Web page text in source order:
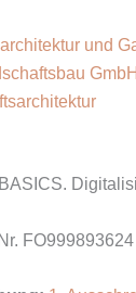
und
GmbH
FO999893624